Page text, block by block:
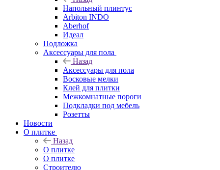
Напольный плинтус
Arbiton INDO
Aberhof
Идеал
Подложка
Аксессуары для пола
Назад
Аксессуары для пола
Восковые мелки
Клей для плитки
Межкомнатные пороги
Подкладки под мебель
Розетты
Новости
О плитке
Назад
О плитке
О плитке
Строителю